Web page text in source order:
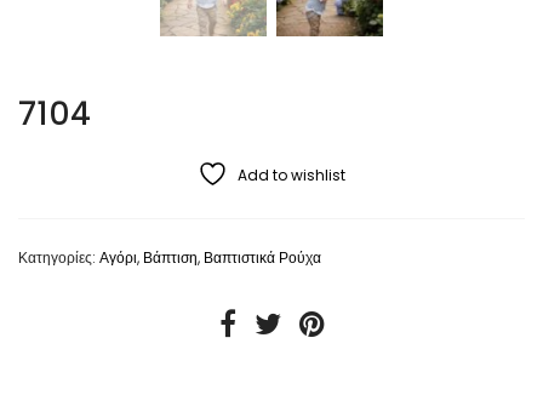
7104
Add to wishlist
Κατηγορίες: Αγόρι, Βάπτιση, Βαπτιστικά Ρούχα